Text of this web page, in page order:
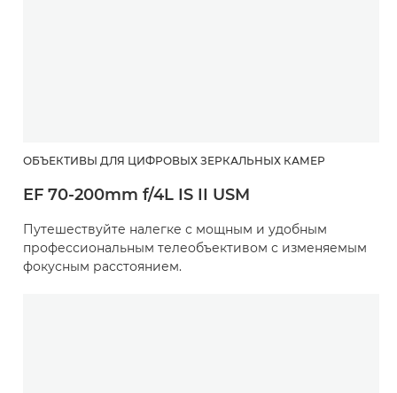
ОБЪЕКТИВЫ ДЛЯ ЦИФРОВЫХ ЗЕРКАЛЬНЫХ КАМЕР
EF 70-200mm f/4L IS II USM
Путешествуйте налегке с мощным и удобным
профессиональным телеобъективом с изменяемым
фокусным расстоянием.